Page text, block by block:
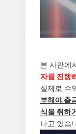
본 사안에
자를 진행
실제로 수
부해야 출
식을 취하
나고 있습